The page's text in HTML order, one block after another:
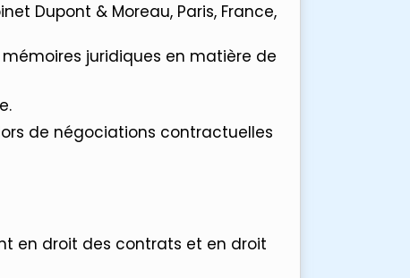
Dupont & Moreau, Paris, France,
juridiques en matière de
de négociations contractuelles
en droit des contrats et en droit